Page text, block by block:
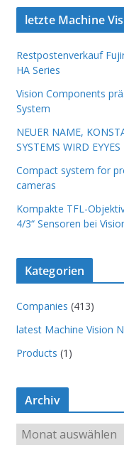
letzte Machine
Restpostenverkauf
HA Series
Vision Components
System
NEUER NAME,
SYSTEMS WIRD EYYES
Compact system for
cameras
Kompakte TFL-
4/3“ Sensoren bei
Kategorien
Companies (413)
latest Machine Vision
Products (1)
Archiv
r